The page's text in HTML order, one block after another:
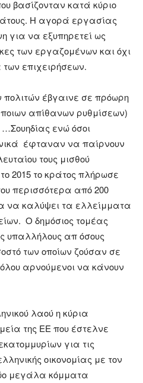
βασίζονταν κατά κύριο
Η αγορά εργασίας
για να εξυπηρετεί ως
των εργαζομένων και όχι
επιχειρήσεων.
έβγαινε σε πρόωρη
απίθανων ρυθμίσεων)
ενώ όσοι
έφταναν να παίρνουν
τους μισθού
2015 το κράτος πλήρωσε
περισσότερα από 200
να καλύψει τα ελλείμματα
Ο δημόσιος τομέας
υπαλλήλους απ όσους
των οποίων ζούσαν σε
αρνούμενοι να κάνουν
λαού η κύρια
της ΕΕ που έστελνε
για τις
οικονομίας με τον
μεγάλα κόμματα